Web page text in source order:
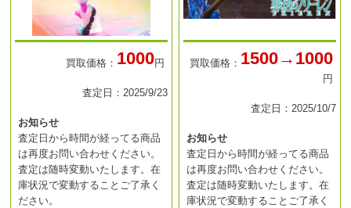
買取価格： 1000円
査定日：2025/9/23
お知らせ
査定日から時間が経ってる商品
は再度お問い合わせください。
査定は随時変動いたします。在
庫状況で変動することご了承く
ださい。
買取価格： 1500→1000
円
査定日：2025/10/7
お知らせ
査定日から時間が経ってる商品
は再度お問い合わせください。
査定は随時変動いたします。在
庫状況で変動することご了承く